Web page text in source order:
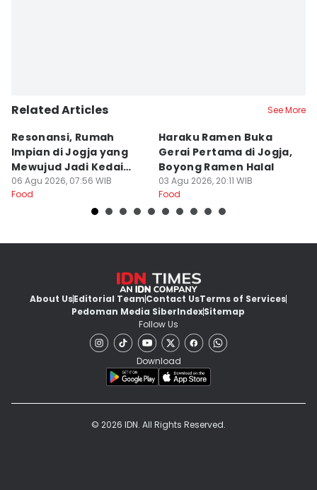
Related Articles See More
Resonansi, Rumah
Impian di Jogja yang
Mewujud Jadi Kedai
Ramen dan Burger
06 Agu 2026, 07:56 WIB
Food
Haraku Ramen Buka
Gerai Pertama di Jogja,
Boyong Ramen Halal
03 Agu 2026, 20:11 WIB
Food
About UsEditorial TeamContact UsTerms of Services
Pedoman Media SiberIndexSitemap
Follow Us
Download
© 2026 IDN. All Rights Reserved.